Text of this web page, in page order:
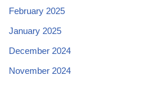
February 2025
January 2025
December 2024
November 2024